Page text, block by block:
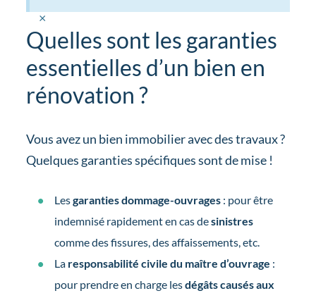
×
Quelles sont les garanties
essentielles d’un bien en
rénovation ?
Vous avez un bien immobilier avec des travaux ?
Quelques garanties spécifiques sont de mise !
Lesgaranties dommage-ouvrages: pour être
indemnisé rapidement en cas desinistres
comme des fissures, des affaissements, etc.
Laresponsabilité civile du maître d’ouvrage :
pour prendre en charge lesdégâts causés aux